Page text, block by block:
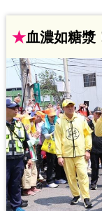
成。
★血濃如糖漿